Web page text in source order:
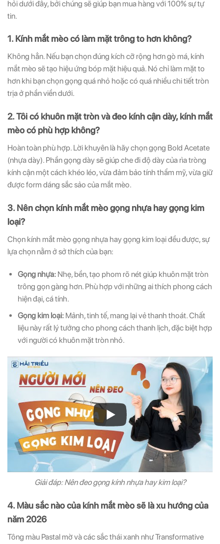
hỏi dưới đây, bởi chúng sẽ giúp bạn mua hàng với 100% sự tự
tin.
1. Kính mắt mèo có làm mặt trông to hơn không?
Không hẳn. Nếu bạn chọn đúng kích cỡ rộng hơn gò má, kính
mắt mèo sẽ tạo hiệu ứng bóp mặt hiệu quả. Nó chỉ làm mặt to
hơn khi bạn chọn gọng quá nhỏ hoặc có quá nhiều chi tiết tròn
trịa ở phần viền dưới.
2. Tôi có khuôn mặt tròn và đeo kính cận dày, kính mắt
mèo có phù hợp không?
Hoàn toàn phù hợp. Lời khuyên là hãy chọn gọng Bold Acetate
(nhựa dày). Phần gọng dày sẽ giúp che đi độ dày của rìa tròng
kính cận một cách khéo léo, vừa đảm bảo tính thẩm mỹ, vừa giữ
được form dáng sắc sảo của mắt mèo.
3. Nên chọn kính mắt mèo gọng nhựa hay gọng kim
loại?
Chọn kính mắt mèo gọng nhựa hay gọng kim loại đều được, sự
lựa chọn nằm ở sở thích của bạn:
Gọng nhựa:Nhẹ, bền, tạo phom rõ nét giúp khuôn mặt tròn
trông gọn gàng hơn. Phù hợp với những ai thích phong cách
hiện đại, cá tính.
Gọng kim loại:Mảnh, tinh tế, mang lại vẻ thanh thoát. Chất
liệu này rất lý tưởng cho phong cách thanh lịch, đặc biệt hợp
với người có khuôn mặt tròn nhỏ.
Giải đáp: Nên đeo gọng kính nhựa hay kim loại?
4. Màu sắc nào của kính mắt mèo sẽ là xu hướng của
năm 2026
Tông màu Pastal mờ và các sắc thái xanh như Transformative